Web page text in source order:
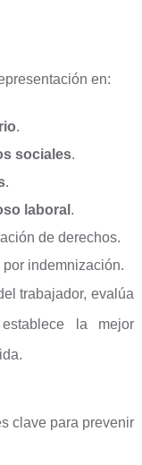
en:
.
sociales.
.
laboral .
de derechos.
indemnización.
trabajador, evalúa
la mejor
clave para prevenir